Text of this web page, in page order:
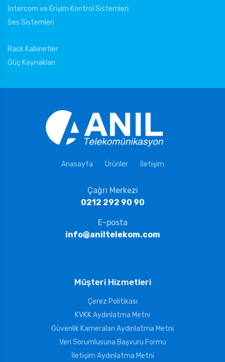
İntercom ve Erişim Kontrol Sistemleri
Ses Sistemleri
Rack Kabinetler
Güç Kaynakları
Anasayfa Ürünler İletişim
Çağrı Merkezi
0212 292 90 90
E-posta
info@aniltelekom.com
Müşteri Hizmetleri
Çerez Politikası
KVKK Aydınlatma Metni
Güvenlik Kameraları Aydınlatma Metni
Veri Sorumlusuna Başvuru Formu
İletişim Aydınlatma Metni